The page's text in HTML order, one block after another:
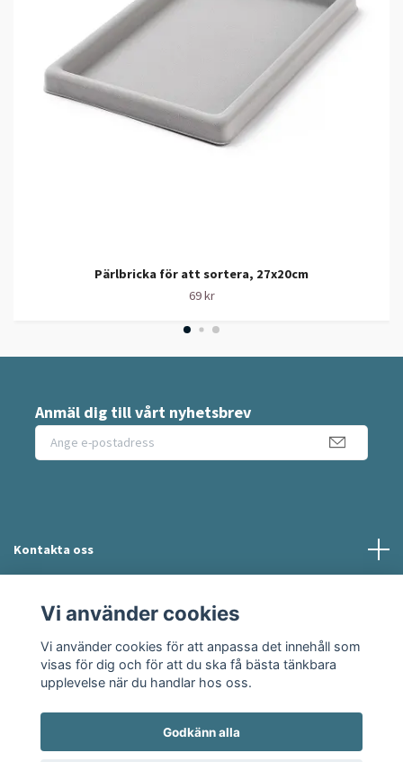
Pärlbricka för att sortera, 27x20cm
69 kr
Anmäl dig till vårt nyhetsbrev
Kontakta oss
Sociala medier
Vi använder cookies
Vi använder cookies för att anpassa det innehåll som
visas för dig och för att du ska få bästa tänkbara
upplevelse när du handlar hos oss.
Godkänn alla